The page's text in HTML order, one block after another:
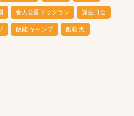
舎人公園ドッグラン 誕生日会
飯能 キャンプ 飯能 犬